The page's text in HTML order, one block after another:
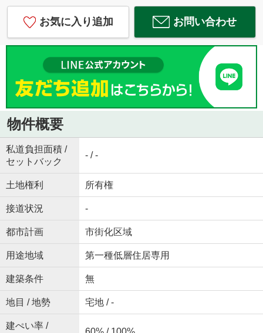
お気に入り追加 お問い合わせ
物件概要
私道負担面積 /
セットバック
- / -
土地権利 所有権
接道状況 -
都市計画 市街化区域
用途地域 第一種低層住居専用
建築条件 無
地目 / 地勢 宅地 / -
建ぺい率 /